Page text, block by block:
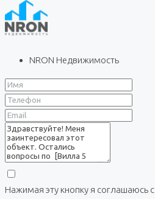
NRON Недвижимость
Нажимая эту кнопку я соглашаюсь с